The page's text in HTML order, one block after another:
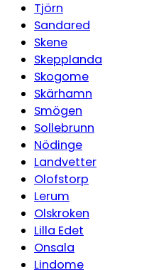
Tjörn
Sandared
Skene
Skepplanda
Skogome
Skärhamn
Smögen
Sollebrunn
Nödinge
Landvetter
Olofstorp
Lerum
Olskroken
Lilla Edet
Onsala
Lindome